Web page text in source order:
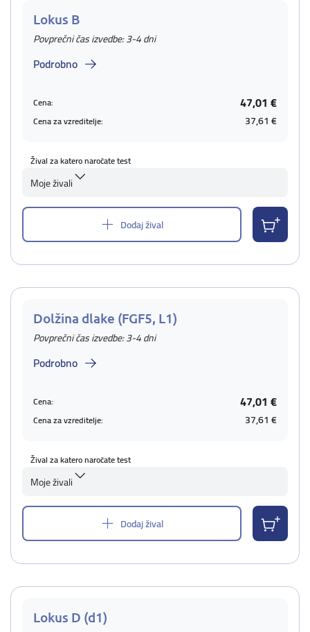
Lokus B
Povprečni čas izvedbe: 3-4 dni
Podrobno
Cena: 47,01 €
Cena za vzreditelje: 37,61 €
Žival za katero naročate test
Moje živali
Dodaj žival
Dolžina dlake (FGF5, L1)
Povprečni čas izvedbe: 3-4 dni
Podrobno
Cena: 47,01 €
Cena za vzreditelje: 37,61 €
Žival za katero naročate test
Moje živali
Dodaj žival
Lokus D (d1)